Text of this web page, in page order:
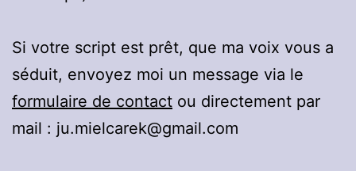
Si votre script est prêt, que ma voix vous a
séduit, envoyez moi un message via le
formulaire de contact ou directement par
mail : ju.mielcarek@gmail.com